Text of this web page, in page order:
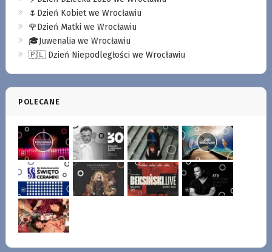
🌷Dzień Kobiet we Wrocławiu
🌹Dzień Matki we Wrocławiu
🎓Juwenalia we Wrocławiu
🇵🇱 Dzień Niepodległości we Wrocławiu
POLECANE